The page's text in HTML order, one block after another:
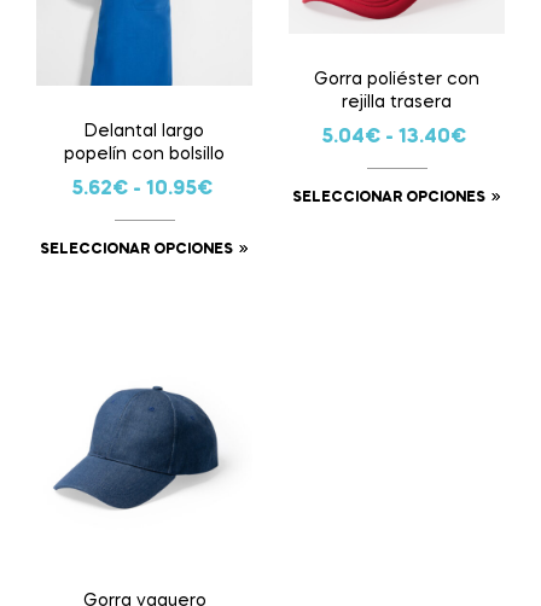
Delantal largo
popelín con bolsillo
5.62€- 10.95€
SELECCIONAR OPCIONES
Gorra poliéster con
rejilla trasera
5.04€ - 13.40€
SELECCIONAR OPCIONES
Gorra vaquero